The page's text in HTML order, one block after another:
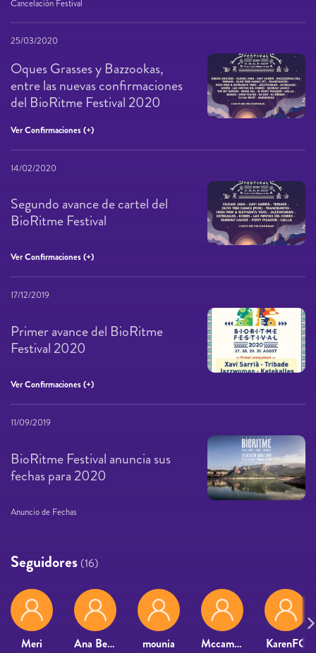
Cancelación Festival
25/03/2020
Oques Grasses y Bazzookas,
entre las nuevas confirmaciones
del BioRitme Festival 2020
Ver Confirmaciones (+)
14/02/2020
Segundo avance de cartel del
BioRitme Festival
Ver Confirmaciones (+)
17/12/2019
Primer avance del BioRitme
Festival 2020
Ver Confirmaciones (+)
11/09/2019
BioRitme Festival anuncia sus
fechas para 2020
Anuncio de Fechas
Seguidores (16)
Meri Ana Belén Hurtado Morrón mounia Mccampos KarenFC